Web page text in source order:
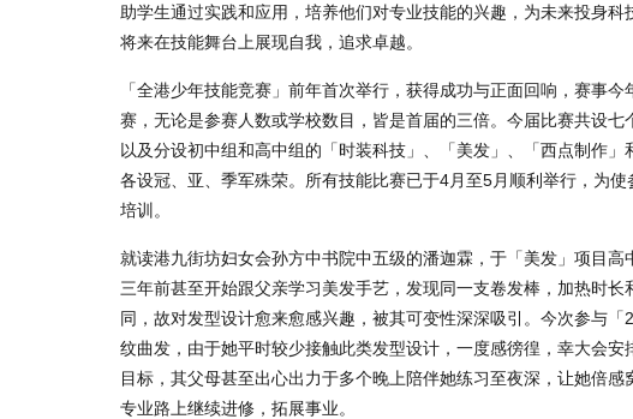
助学生通过实践和应用，培养他们对专业技能的兴趣，为未来投身
将来在技能舞台上展现自我，追求卓越。
「全港少年技能竞赛」前年首次举行，获得成功与正面回响，赛事
赛，无论是参赛人数或学校数目，皆是首届的三倍。今届比赛共设
以及分设初中组和高中组的「时装科技」、「美发」、「西点制作
各设冠、亚、季军殊荣。所有技能比赛已于4月至5月顺利举行，为
培训。
就读港九街坊妇女会孙方中书院中五级的潘迦霖，于「美发」项目
三年前甚至开始跟父亲学习美发手艺，发现同一支卷发棒，加热时
同，故对发型设计愈来愈感兴趣，被其可变性深深吸引。今次参与
纹曲发，由于她平时较少接触此类发型设计，一度感徬徨，幸大会
目标，其父母甚至出心出力于多个晚上陪伴她练习至夜深，让她倍
专业路上继续进修，拓展事业。